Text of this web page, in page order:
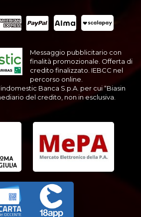
Messaggio pubblicitario con
finalità promozionale. Offerta di
credito finalizzato. IEBCC nel
percorso online.
Banca S.p.A. per cui “Biasin
del credito, non in esclusiva.